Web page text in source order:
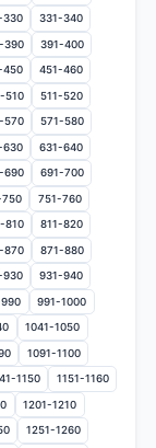
330 331-340
390 391-400
450 451-460
510 511-520
570 571-580
630 631-640
690 691-700
750 751-760
810 811-820
870 871-880
930 931-940
991-1000
1041-1050
1091-1100
1150 1151-1160
1201-1210
1251-1260